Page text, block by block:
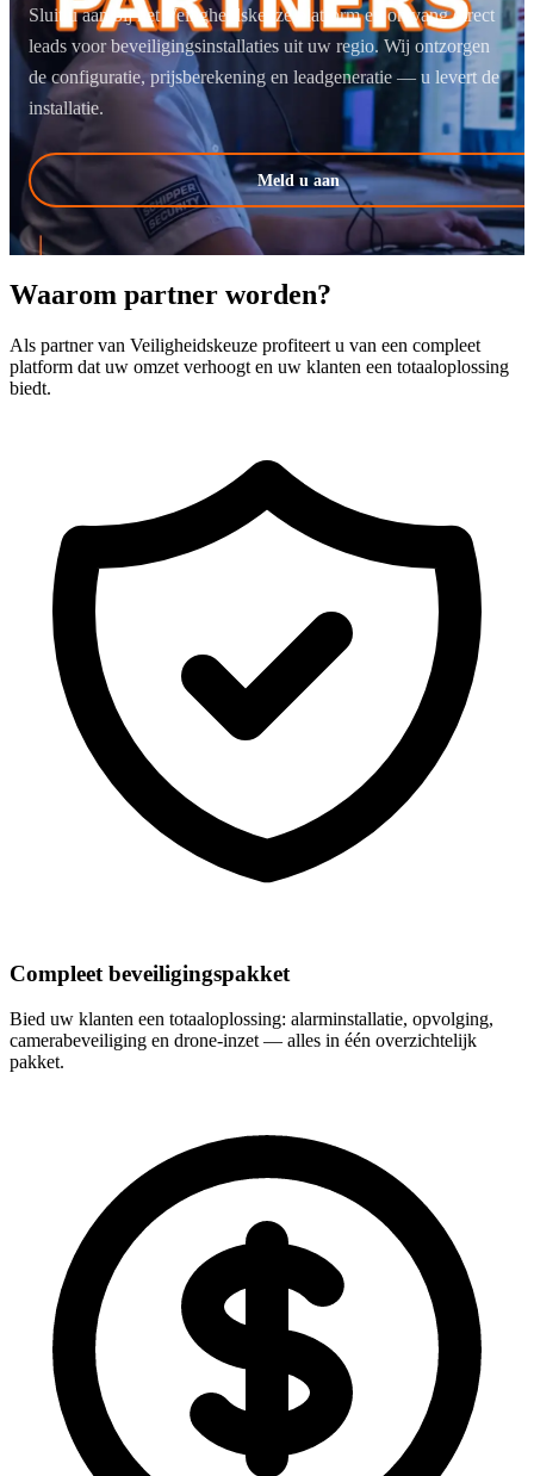
Sluit u aan bij het Veiligheidskeuze platform en ontvang direct
leads voor beveiligingsinstallaties uit uw regio. Wij ontzorgen
de configuratie, prijsberekening en leadgeneratie — u levert de
installatie.
Meld u aan
Waarom partner worden?
Als partner van Veiligheidskeuze profiteert u van een compleet
platform dat uw omzet verhoogt en uw klanten een totaaloplossing
biedt.
Compleet beveiligingspakket
Bied uw klanten een totaaloplossing: alarminstallatie, opvolging,
camerabeveiliging en drone-inzet — alles in één overzichtelijk
pakket.